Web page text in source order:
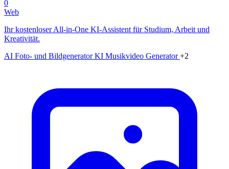
0
Web
Ihr kostenloser All-in-One KI-Assistent für Studium, Arbeit und
Kreativität.
AI Foto- und BildgeneratorKI Musikvideo Generator+2